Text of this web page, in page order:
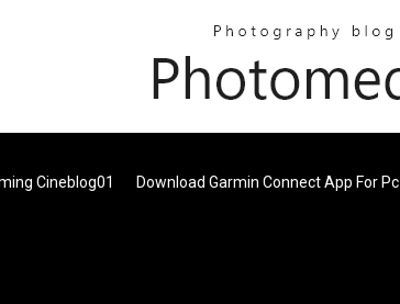
Cineblog01 Download Garmin Connect App For Pc